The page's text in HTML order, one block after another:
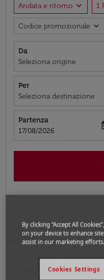
Andata e ritorno expand_more 1
Codice promozionale expand_more
Da
Seleziona origine
Per
Seleziona destinazione
Partenza
fc-booking-departure-
17/08/2026
Home Voli Voli
Nashville
Prossimo voli
Prova ad
By clicking “Accept All
on your device to enhance
assist in our marketing efforts.
Cookies Settings